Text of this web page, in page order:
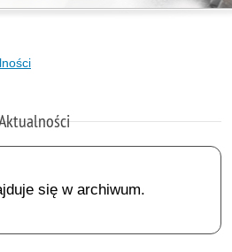
się w archiwum.